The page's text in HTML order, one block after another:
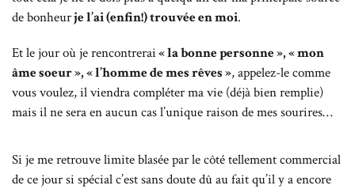
de bonheurje l’ai (enfin!) trouvée en moi.
Et le jour où je rencontrerai« la bonne personne », « mon
âme soeur », « l’homme de mes rêves », appelez-le comme
vous voulez, il viendra compléter ma vie (déjà bien remplie)
mais il ne sera en aucun cas l’unique raison de mes sourires…
Si je me retrouve limite blasée par le côté tellement commercial
de ce jour si spécial c’est sans doute dû au fait qu’il y a encore